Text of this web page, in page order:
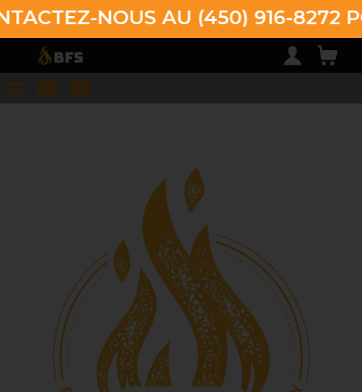
NOUS AU (450) 916-8272